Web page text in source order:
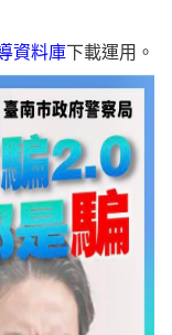
資料庫下載運用。